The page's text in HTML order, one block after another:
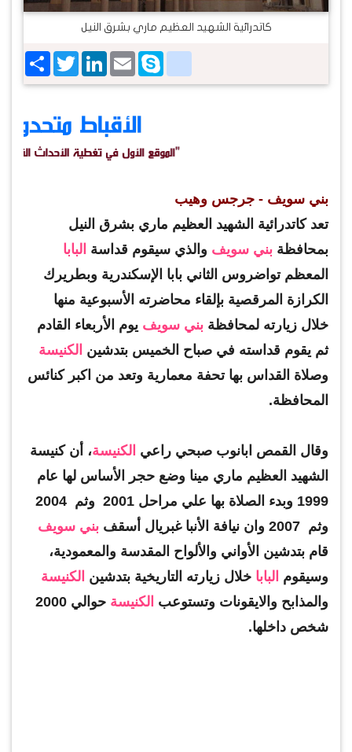
كاتدرائية الشهيد العظيم ماري بشرق النيل
ShareTwitterLinkedIn EmailSkype
google_bookmarks
بني سويف - جرجس وهيب
تعد كاتدرائية الشهيد العظيم ماري بشرق النيل
بمحافظة بني سويف والذي سيقوم قداسة البابا
المعظم تواضروس الثاني بابا الإسكندرية وبطريرك
الكرازة المرقصية بإلقاء محاضرته الأسبوعية منها
خلال زيارته لمحافظة بني سويف يوم الأربعاء القادم
ثم يقوم قداسته في صباح الخميس بتدشين الكنيسة
وصلاة القداس بها تحفة معمارية وتعد من اكبر كنائس
المحافظة.
وقال القمص ابانوب صبحي راعي الكنيسة، أن كنيسة
الشهيد العظيم ماري مينا وضع حجر الأساس لها عام
1999 وبدء الصلاة بها علي مراحل 2001 وثم 2004
وثم 2007 وان نيافة الأنبا غبريال أسقف
بني سويف
قام بتدشين الأواني والألواح المقدسة والمعمودية،
وسيقوم البابا خلال زيارته التاريخية بتدشين الكنيسة
والمذابح والايقونات وتستوعب الكنيسة
حوالي 2000
شخص داخلها.